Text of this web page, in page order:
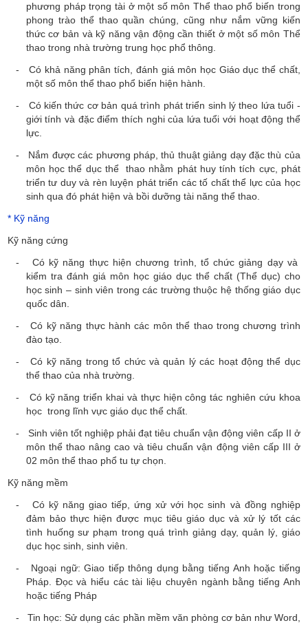
phương pháp trọng tài ở một số môn Thể thao phổ biến trong
phong trào thể thao quần chúng, cũng như nắm vững kiến
thức cơ bản và kỹ năng vận động cần thiết ở một số môn Thể
thao trong nhà trường trung học phổ thông.
- Có khả năng phân tích, đánh giá môn học Giáo dục thể chất,
một số môn thể thao phổ biến hiện hành.
- Có kiến thức cơ bản quá trình phát triển sinh lý theo lứa tuổi -
giới tính và đặc điểm thích nghi của lứa tuổi với hoạt động thể
lực.
- Nắm được các phương pháp, thủ thuật giảng dạy đặc thù của
môn học thể dục thể thao nhằm phát huy tính tích cực, phát
triển tư duy và rèn luyện phát triển các tố chất thể lực của học
sinh qua đó phát hiện và bồi dưỡng tài năng thể thao.
* Kỹ năng
Kỹ năng cứng
- Có kỹ năng thực hiện chương trình, tổ chức giảng dạy và
kiểm tra đánh giá môn học giáo dục thể chất (Thể dục) cho
học sinh – sinh viên trong các trường thuộc hệ thống giáo dục
quốc dân.
- Có kỹ năng thực hành các môn thể thao trong chương trình
đào tạo.
- Có kỹ năng trong tổ chức và quản lý các hoạt động thể dục
thể thao của nhà trường.
- Có kỹ năng triển khai và thực hiện công tác nghiên cứu khoa
học trong lĩnh vực giáo dục thể chất.
- Sinh viên tốt nghiệp phải đạt tiêu chuẩn vận động viên cấp II ở
môn thể thao nâng cao và tiêu chuẩn vận động viên cấp III ở
02 môn thể thao phổ tu tự chọn.
Kỹ năng mềm
-
Có kỹ năng giao tiếp, ứng xử với học sinh và đồng nghiệp
đảm bảo thực hiện được mục tiêu giáo dục và xử lý tốt các
tình huống sư phạm trong quá trình giảng dạy, quản lý, giáo
dục học sinh, sinh viên.
- Ngoại ngữ: Giao tiếp thông dụng bằng tiếng Anh hoặc tiếng
Pháp. Đọc và hiểu các tài liệu chuyên ngành bằng tiếng Anh
hoặc tiếng Pháp
- Tin học: Sử dụng các phần mềm văn phòng cơ bản như Word,